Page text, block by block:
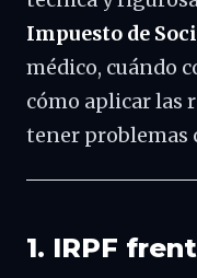
Impuesto de
médico, cuándo
cómo aplicar las
tener problemas
1. IRPF